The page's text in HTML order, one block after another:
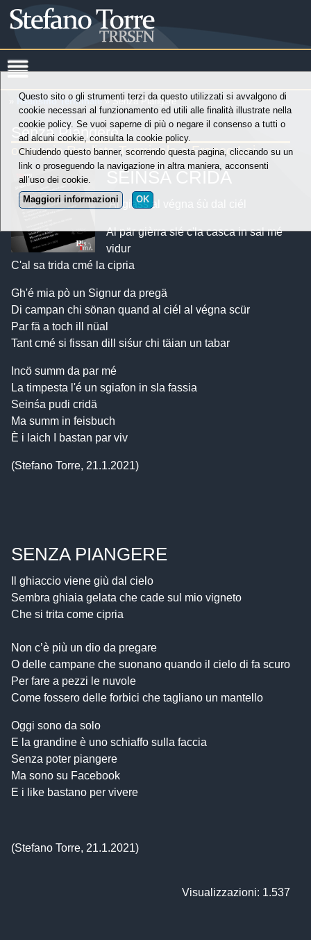
Realismo Terminale » Senza Piangere
Senza Piangere
omaggio Realista Terminale a Franco Loi
SEINŚA CRIDÄ
Al giass al végna śù dal ciél
Al pär gièrra slé c'la casca in sal mé
vidur
C'al sa trida cmé la cipria
Gh'é mia pò un Signur da pregä
Di campan chi sönan quand al ciél al végna scür
Par fä a toch ill nüal
Tant cmé si fissan dill siśur chi täian un tabar
Incö summ da par mé
La timpesta l'é un sgiafon in sla fassia
Seinśa pudi cridä
Ma summ in feisbuch
È i laich I bastan par viv
(Stefano Torre, 21.1.2021)
SENZA PIANGERE
Il ghiaccio viene giù dal cielo
Sembra ghiaia gelata che cade sul mio vigneto
Che si trita come cipria
Non c’è più un dio da pregare
O delle campane che suonano quando il cielo di fa scuro
Per fare a pezzi le nuvole
Come fossero delle forbici che tagliano un mantello
Oggi sono da solo
E la grandine è uno schiaffo sulla faccia
Senza poter piangere
Ma sono su Facebook
E i like bastano per vivere
(Stefano Torre, 21.1.2021)
Visualizzazioni: 1.537
Questo sito o gli strumenti terzi da questo utilizzati si avvalgono di
cookie necessari al funzionamento ed utili alle finalità illustrate nella
cookie policy. Se vuoi saperne di più o negare il consenso a tutti o
ad alcuni cookie, consulta la cookie policy.
Chiudendo questo banner, scorrendo questa pagina, cliccando su un
link o proseguendo la navigazione in altra maniera, acconsenti
all’uso dei cookie.
Maggiori informazioni
OK